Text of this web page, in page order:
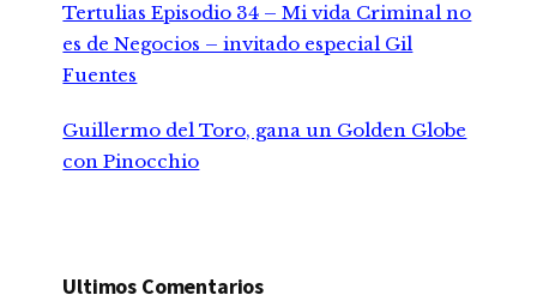
Tertulias Episodio 34 – Mi vida Criminal no
es de Negocios – invitado especial Gil
Fuentes
Guillermo del Toro, gana un Golden Globe
con Pinocchio
Ultimos Comentarios